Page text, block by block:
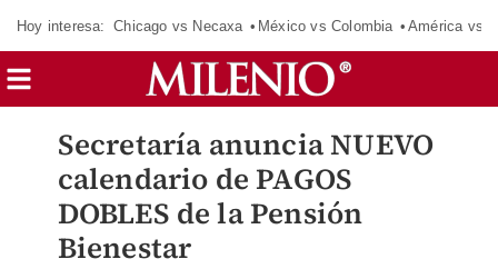
Hoy interesa: Chicago vs Necaxa México vs Colombia América vs
Secretaría anuncia NUEVO
calendario de PAGOS
DOBLES de la Pensión
Bienestar